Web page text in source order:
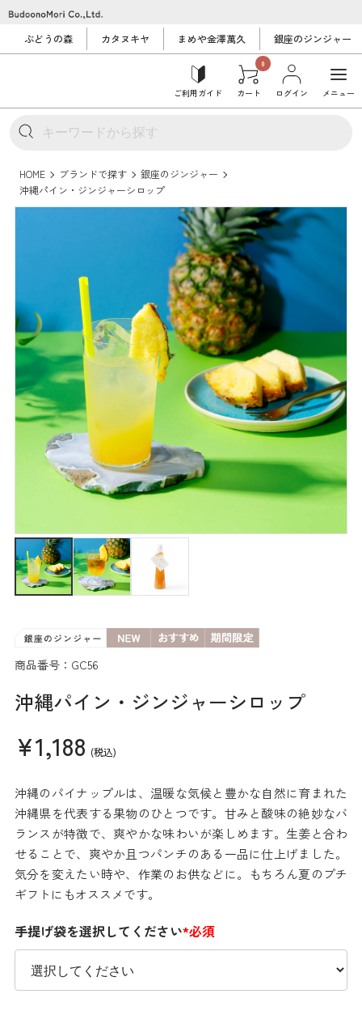
ぶどうの森 カタヌキヤ まめや金澤萬久 銀座のジンジャー
ご利用ガイド
0
カート ログイン メニュー
HOME ブランドで探す
銀座のジンジャー
沖縄パイン・ジンジャーシロップ
商品番号：GC56
沖縄パイン・ジンジャーシロップ
¥1,188 (税込)
沖縄のパイナップルは、温暖な気候と豊かな自然に育まれた
沖縄県を代表する果物のひとつです。甘みと酸味の絶妙なバ
ランスが特徴で、爽やかな味わいが楽しめます。生姜と合わ
せることで、爽やか且つパンチのある一品に仕上げました。
気分を変えたい時や、作業のお供などに。もちろん夏のプチ
ギフトにもオススメです。
手提げ袋を選択してください*必須